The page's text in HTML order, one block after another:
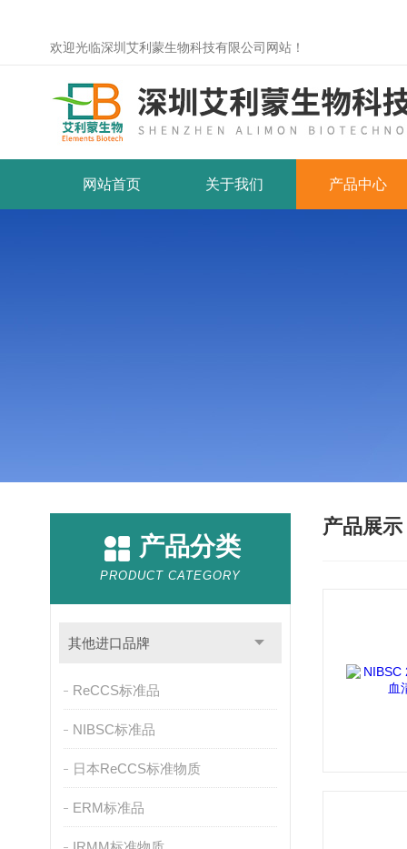
欢迎光临深圳艾利蒙生物科技有限公司网站！
网站首页 关于我们 产品中心
产品分类
PRODUCT CATEGORY
其他进口品牌
ReCCS标准品
NIBSC标准品
日本ReCCS标准物质
ERM标准品
产品展示